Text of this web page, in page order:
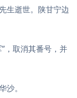
生逝世。陕甘宁边
，取消其番号，并
。